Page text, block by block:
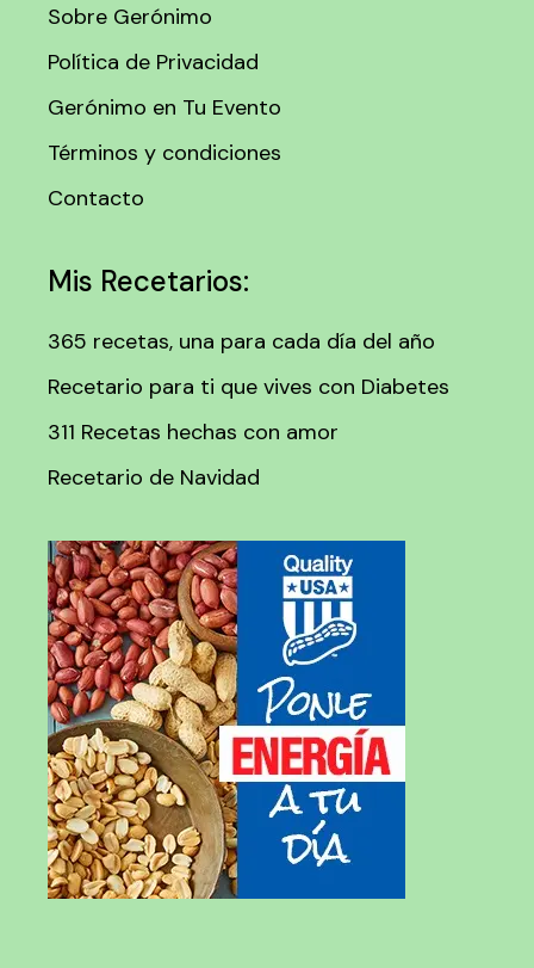
Sobre Gerónimo
Política de Privacidad
Gerónimo en Tu Evento
Términos y condiciones
Contacto
Mis Recetarios:
365 recetas, una para cada día del año
Recetario para ti que vives con Diabetes
311 Recetas hechas con amor
Recetario de Navidad